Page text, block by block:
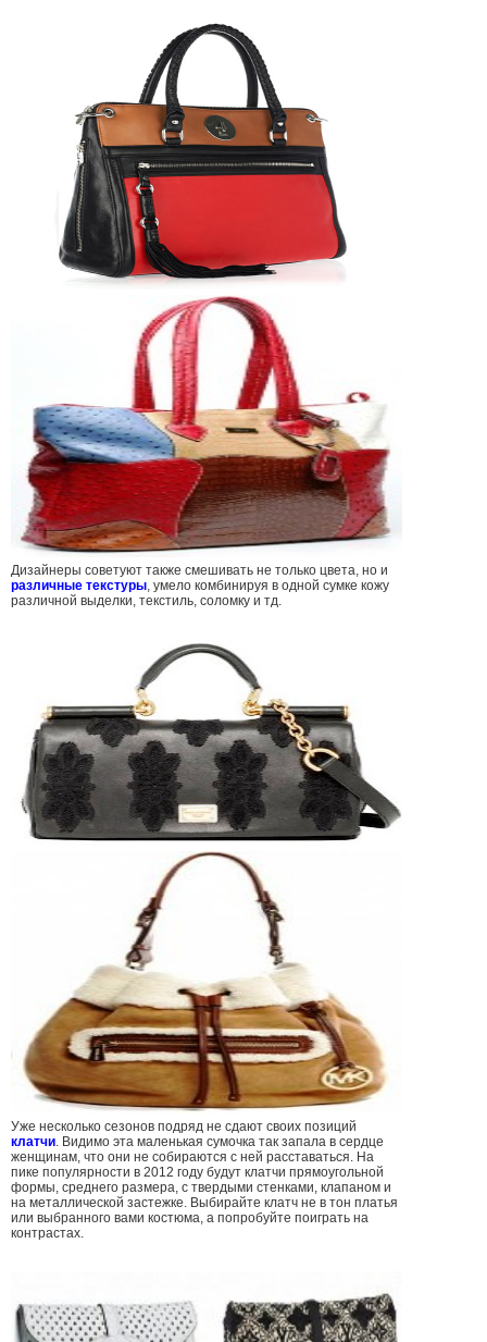
Дизайнеры советуют также смешивать не только цвета, но и
различные текстуры, умело комбинируя в одной сумке кожу
различной выделки, текстиль, соломку и тд.
Уже несколько сезонов подряд не сдают своих позиций
клатчи. Видимо эта маленькая сумочка так запала в сердце
женщинам, что они не собираются с ней расставаться. На
пике популярности в 2012 году будут клатчи прямоугольной
формы, среднего размера, с твердыми стенками, клапаном и
на металлической застежке. Выбирайте клатч не в тон платья
или выбранного вами костюма, а попробуйте поиграть на
контрастах.